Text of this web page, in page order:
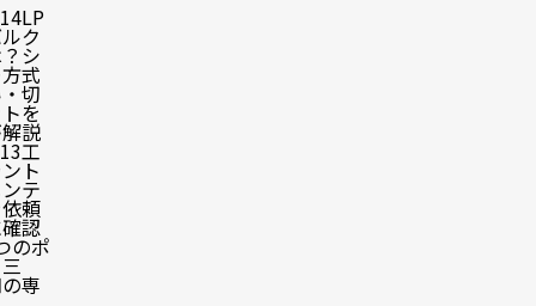
LP
ク
シ
式
切
を
説
工
ト
テ
頼
認
のポ
専